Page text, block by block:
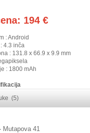
194 €
: Android
4.3 inča
: 131.8 x 66.9 x 9.9 mm
: 1800 mAh
(5)
Mutapova 41